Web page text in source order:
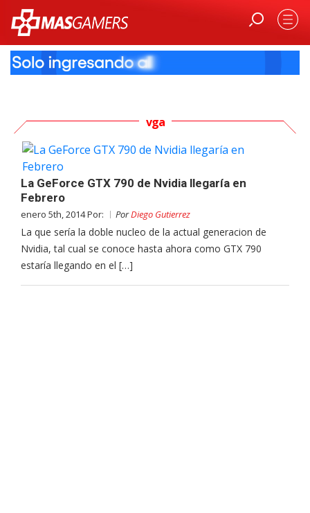
vga
La GeForce GTX 790 de Nvidia llegaría en
Febrero
enero 5th, 2014 Por: PorDiego Gutierrez
La que sería la doble nucleo de la actual generacion de
Nvidia, tal cual se conoce hasta ahora como GTX 790
estaría llegando en el […]